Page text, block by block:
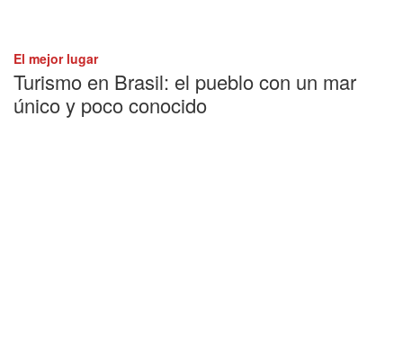
El mejor lugar
Turismo en Brasil: el pueblo con un mar
único y poco conocido